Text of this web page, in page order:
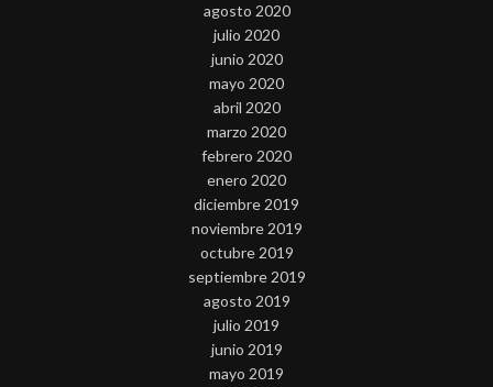
agosto 2020
julio 2020
junio 2020
mayo 2020
abril 2020
marzo 2020
febrero 2020
enero 2020
diciembre 2019
noviembre 2019
octubre 2019
septiembre 2019
agosto 2019
julio 2019
junio 2019
mayo 2019